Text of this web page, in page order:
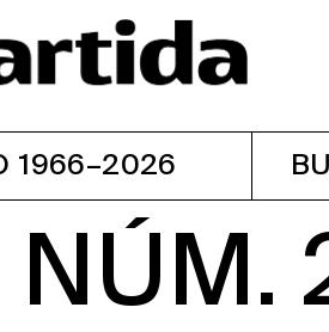
1966–2026
NÚM.